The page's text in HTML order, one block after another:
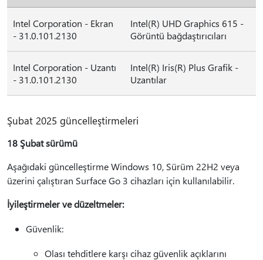
Intel Corporation - Ekran
- 31.0.101.2130
Intel(R) UHD Graphics 615 -
Görüntü bağdaştırıcıları
Intel Corporation - Uzantı
- 31.0.101.2130
Intel(R) Iris(R) Plus Grafik -
Uzantılar
Şubat 2025 güncelleştirmeleri
18 Şubat sürümü
Aşağıdaki güncelleştirme Windows 10, Sürüm 22H2 veya
üzerini çalıştıran Surface Go 3 cihazları için kullanılabilir.
İyileştirmeler ve düzeltmeler:
Güvenlik:
Olası tehditlere karşı cihaz güvenlik açıklarını